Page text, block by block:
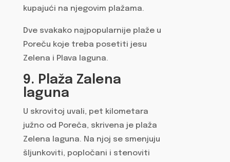
kupajući na njegovim plažama.
Dve svakako najpopularnije plaže u
Poreču koje treba posetiti jesu
Zelena i Plava laguna.
9. Plaža Zalena
laguna
U skrovitoj uvali, pet kilometara
južno od Poreča, skrivena je plaža
Zelena laguna. Na njoj se smenjuju
šljunkoviti, popločani i stenoviti